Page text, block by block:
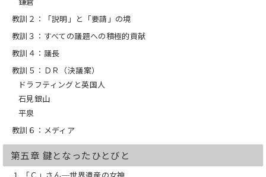
教訓２：「説明」と「要請」の境
教訓３：すべての議題への積極的貢献
教訓４：議長
教訓５：ＤＲ（決議案）
ドラフティングと英国人
石見銀山
平泉
教訓６：メディア
第五章 鍵となったひとびと